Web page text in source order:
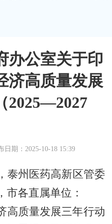
办公室关于印
济高质量发展
2025—2027
日期：2025-10-18 15:39
泰州医药高新区管委
市各直属单位：
高质量发展三年行动